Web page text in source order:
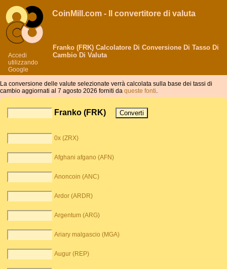
Accedi
utilizzando
Google
CoinMill.com - Il convertitore di valuta
Franko (FRK) Calcolatore Di Conversione Di Tasso Di
Cambio Di Valuta
La conversione delle valute selezionate verrà calcolata sulla base dei tassi di
cambio aggiornati al 7 agosto 2026 forniti da queste fonti.
Franko (FRK)
0x (ZRX)
Afghani afgano (AFN)
Anoncoin (ANC)
Ardor (ARDR)
Argentum (ARG)
Ariary malgascio (MGA)
Augur (REP)